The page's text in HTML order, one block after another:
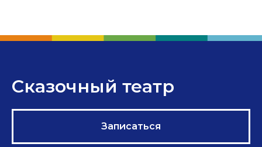
Сказочный театр
Записаться